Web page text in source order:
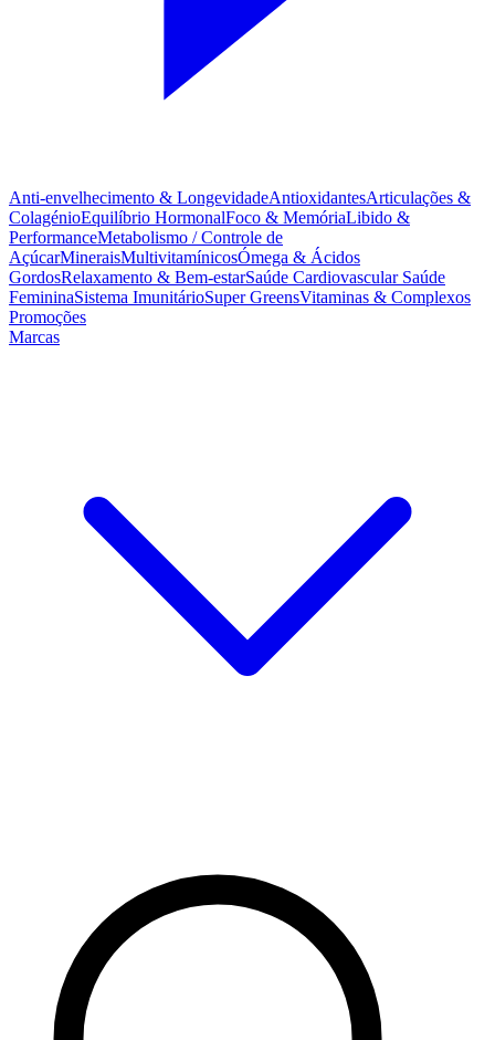
Anti-envelhecimento & LongevidadeAntioxidantesArticulações &
ColagénioEquilíbrio HormonalFoco & MemóriaLibido &
PerformanceMetabolismo / Controle de
AçúcarMineraisMultivitamínicosÓmega & Ácidos
GordosRelaxamento & Bem-estarSaúde Cardiovascular Saúde
FemininaSistema ImunitárioSuper GreensVitaminas & Complexos
Promoções
Marcas